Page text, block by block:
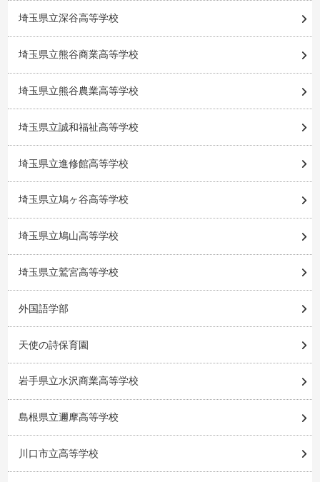
埼玉県立深谷高等学校
埼玉県立熊谷商業高等学校
埼玉県立熊谷農業高等学校
埼玉県立誠和福祉高等学校
埼玉県立進修館高等学校
埼玉県立鳩ヶ谷高等学校
埼玉県立鳩山高等学校
埼玉県立鷲宮高等学校
外国語学部
天使の詩保育園
岩手県立水沢商業高等学校
島根県立邇摩高等学校
川口市立高等学校